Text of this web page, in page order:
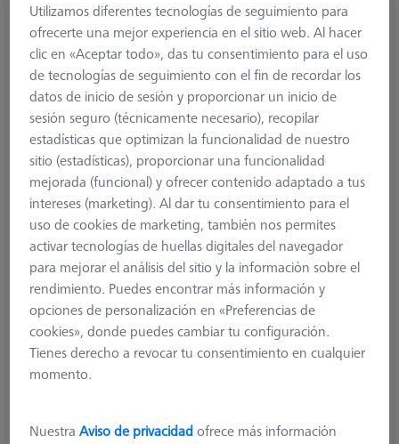
Palpador recto M2, DK2 L19.5
602030-8012-000
Utilizamos diferentes tecnologías de seguimiento para
ofrecerte una mejor experiencia en el sitio web. Al hacer
clic en «Aceptar todo», das tu consentimiento para el uso
de tecnologías de seguimiento con el fin de recordar los
datos de inicio de sesión y proporcionar un inicio de
sesión seguro (técnicamente necesario), recopilar
estadísticas que optimizan la funcionalidad de nuestro
sitio (estadísticas), proporcionar una funcionalidad
mejorada (funcional) y ofrecer contenido adaptado a tus
intereses (marketing). Al dar tu consentimiento para el
uso de cookies de marketing, también nos permites
activar tecnologías de huellas digitales del navegador
para mejorar el análisis del sitio y la información sobre el
rendimiento. Puedes encontrar más información y
opciones de personalización en «Preferencias de
cookies», donde puedes cambiar tu configuración.
Tienes derecho a revocar tu consentimiento en cualquier
momento.
NuestraAviso de privacidadofrece más información